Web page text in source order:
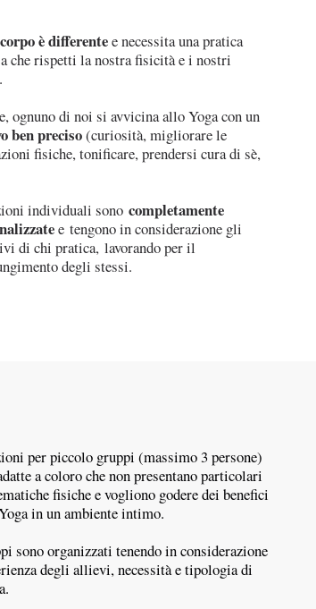
è differentee necessita una pratica
che rispetti la nostra fisicità e i nostri
ognuno di noi si avvicina allo Yoga con un
ben preciso(curiosità, migliorare le
fisiche, tonificare, prendersi cura di sè,
individuali sono completamente
e tengono in considerazione gli
di chi pratica, lavorando per il
degli stessi.
per piccolo gruppi (massimo 3 persone)
a coloro che non presentano particolari
fisiche e vogliono godere dei benefici
in un ambienteintimo.
sono organizzati tenendo in considerazione
degli allievi, necessità e tipologia di